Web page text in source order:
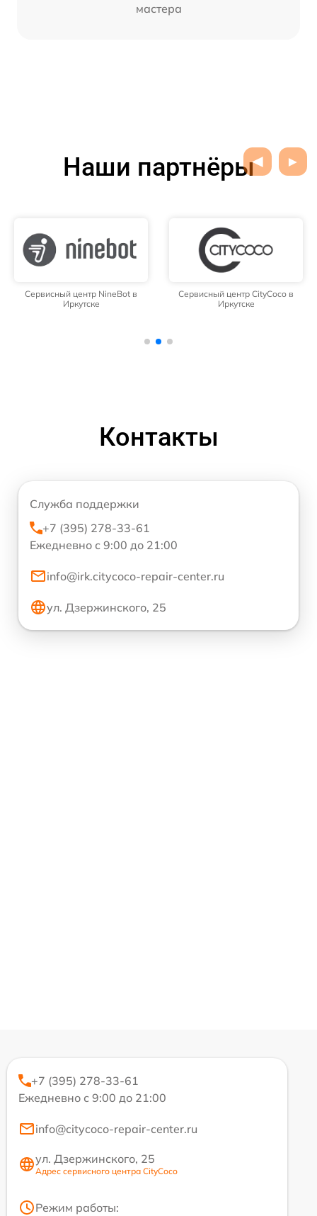
мастера
Наши партнёры
Сервисный центр NineBot в
Иркутске
Сервисный центр CityCoco в
Иркутске
Контакты
Служба поддержки
+7 (395) 278-33-61
Ежедневно с 9:00 до 21:00
info@irk.citycoco-repair-center.ru
ул. Дзержинского, 25
+7 (395) 278-33-61
Ежедневно с 9:00 до 21:00
info@citycoco-repair-center.ru
ул. Дзержинского, 25
Адрес сервисного центра CityCoco
Режим работы: